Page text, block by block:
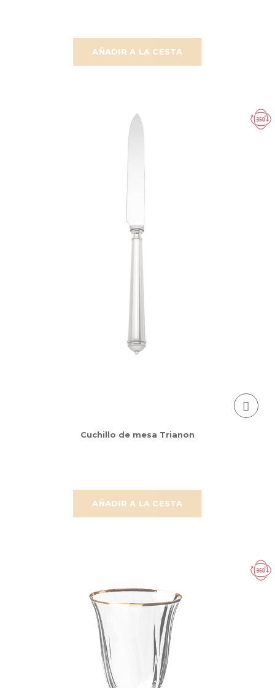
AÑADIR A LA CESTA
AÑADIR A LA CESTA
Cuchillo de mesa Trianon